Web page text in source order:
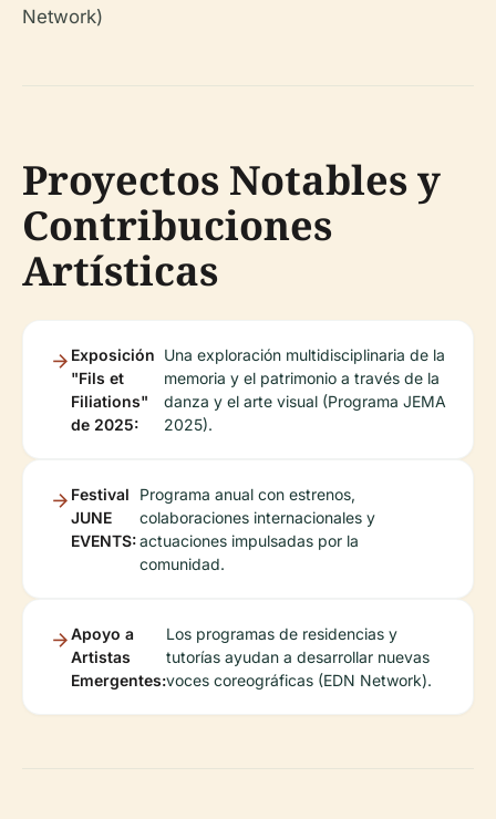
Network)
Proyectos Notables y
Contribuciones
Artísticas
Exposición
"Fils et
Filiations"
de 2025:
Una exploración multidisciplinaria de la
memoria y el patrimonio a través de la
danza y el arte visual (Programa JEMA
2025).
Festival
JUNE
EVENTS:
Programa anual con estrenos,
colaboraciones internacionales y
actuaciones impulsadas por la
comunidad.
Apoyo a
Artistas
Emergentes:
Los programas de residencias y
tutorías ayudan a desarrollar nuevas
voces coreográficas (EDN Network).